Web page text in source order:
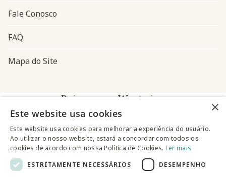
Fale Conosco
FAQ
Mapa do Site
Baixe o app Westwing
×
Este website usa cookies
Este website usa cookies para melhorar a experiência do usuário.
Ao utilizar o nosso website, estará a concordar com todos os
cookies de acordo com nossa Política de Cookies. Ler mais
ESTRITAMENTE NECESSÁRIOS
DESEMPENHO